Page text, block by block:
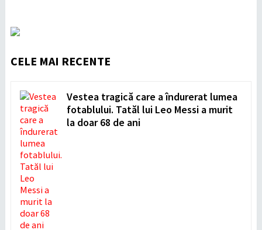
CELE MAI RECENTE
Vestea tragică care a îndurerat lumea
fotablului. Tatăl lui Leo Messi a murit
la doar 68 de ani